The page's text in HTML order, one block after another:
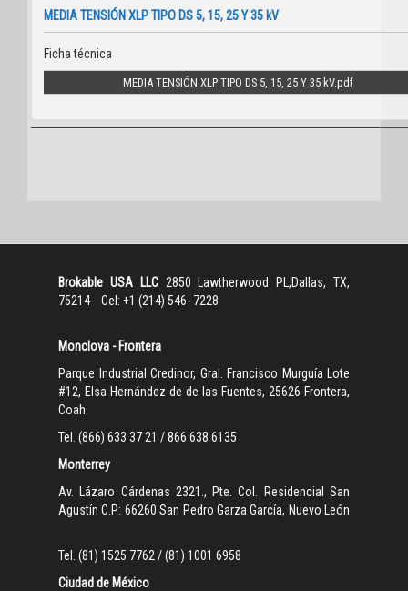
MEDIA TENSIÓN XLP TIPO DS 5, 15, 25 Y 35 kV
Ficha técnica
MEDIA TENSIÓN XLP TIPO DS 5, 15, 25 Y 35 kV
Brokable USA LLC2850 Lawtherwood PL,Dallas, TX,
75214 Cel: +1 (214) 546- 7228
Monclova - Frontera
Parque Industrial Credinor, Gral. Francisco Murguía Lote
#12, Elsa Hernández de de las Fuentes, 25626 Frontera,
Coah.
Tel. (866) 633 37 21 / 866 638 6135
Monterrey
Av. Lázaro Cárdenas 2321., Pte. Col. Residencial San
Agustín C.P: 66260 San Pedro Garza García, Nuevo León
Tel. (81) 1525 7762 / (81) 1001 6958
Ciudad de México